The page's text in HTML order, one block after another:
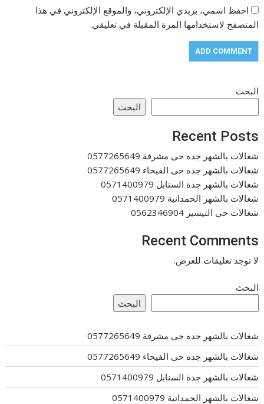
احفظ اسمي، بريدي الإلكتروني، والموقع الإلكتروني في هذا
المتصفح لاستخدامها المرة المقبلة في تعليقي.
البحث
البحث
Recent Posts
شغالات بالشهر جده حى مشرفة 0577265649
شغالات بالشهر جده حى الفيحاء 0577265649
شغالات بالشهر جدة السنابل 0571400979
شغالات بالشهر الحمدانية 0571400979
شغالات حي التيسير 0562346904
Recent Comments
لا توجد تعليقات للعرض.
البحث
البحث
شغالات بالشهر جده حى مشرفة 0577265649
شغالات بالشهر جده حى الفيحاء 0577265649
شغالات بالشهر جدة السنابل 0571400979
شغالات بالشهر الحمدانية 0571400979